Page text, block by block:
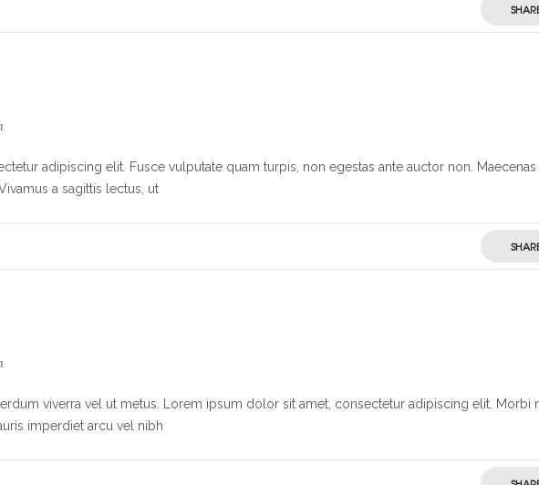
adipiscing elit. Fusce vulputate quam turpis, non egestas ante auctor non.
a sagittis lectus, ut
viverra vel ut metus. Lorem ipsum dolor sit amet, consectetur adipiscing elit. Morbi
imperdiet arcu vel nibh